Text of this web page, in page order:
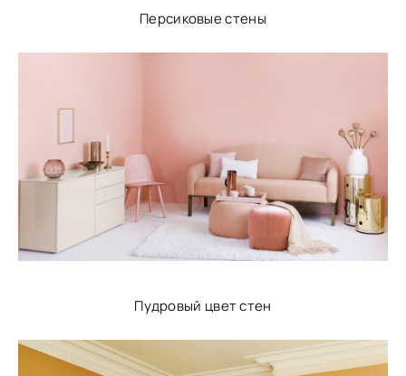
Персиковые стены
Пудровый цвет стен